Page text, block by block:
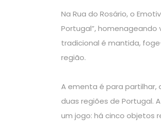
Na Rua do Rosário, o
Portugal”, homenageando
tradicional é mantida,
região.
A ementa é para partilhar,
duas regiões de Portugal.
um jogo: há cinco objetos